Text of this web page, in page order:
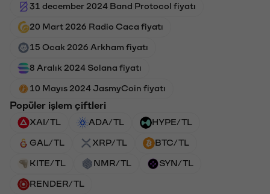
31 december 2024 Band Protocol fiyatı
20 Mart 2026 Radio Caca fiyatı
15 Ocak 2026 Arkham fiyatı
8 Aralık 2024 Solana fiyatı
10 Mayıs 2024 JasmyCoin fiyatı
Popüler işlem çiftleri
XAI/TL ADA/TL HYPE/TL
GAL/TL XRP/TL BTC/TL
KITE/TL NMR/TL SYN/TL
RENDER/TL